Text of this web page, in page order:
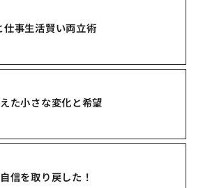
事生活賢い両立術
た小さな変化と希望
信を取り戻した！